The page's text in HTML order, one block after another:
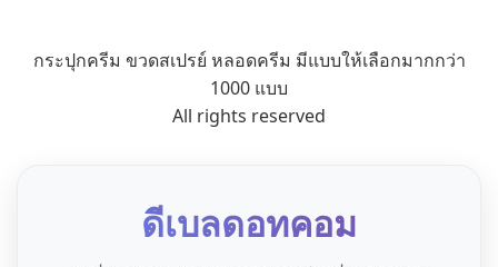
กระปุกครีม ขวดสเปรย์ หลอดครีม มีแบบให้เลือกมากกว่า
1000 แบบ
All rights reserved
ดีเบลดอทคอม